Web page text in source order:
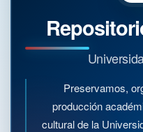
Preservamos,
producción
cultural de la